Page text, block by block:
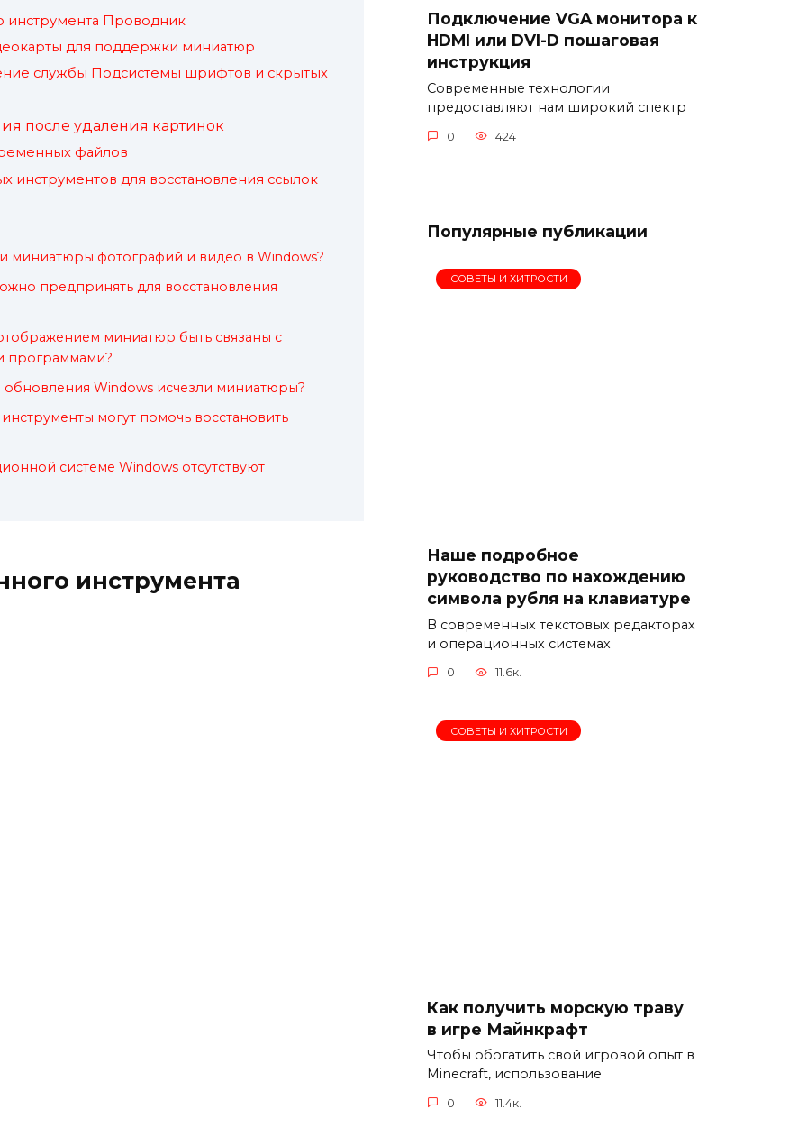
инструмента Проводник
для поддержки миниатюр
службы Подсистемы шрифтов и скрытых
после удаления картинок
файлов
инструментов для восстановления ссылок
миниатюры фотографий и видео в Windows?
предпринять для восстановления
миниатюр быть связаны с
программами?
обновления Windows исчезли миниатюры?
могут помочь восстановить
системе Windows отсутствуют
инструмента
Подключение VGA монитора к
HDMI или DVI-D пошаговая
инструкция
Современные технологии
предоставляют нам широкий спектр
0 424
Популярные публикации
СОВЕТЫ И ХИТРОСТИ
Наше подробное
руководство по нахождению
символа рубля на клавиатуре
В современных текстовых редакторах
и операционных системах
0 11.6к.
СОВЕТЫ И ХИТРОСТИ
Как получить морскую траву
в игре Майнкрафт
Чтобы обогатить свой игровой опыт в
Minecraft, использование
0 11.4к.